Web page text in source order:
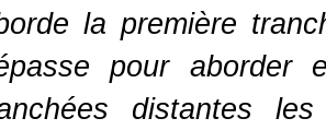
la première
pour aborder
distantes